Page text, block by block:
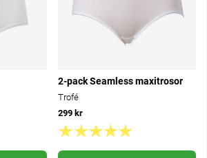
2-pack Seamless maxitrosor
Trofé
299 kr